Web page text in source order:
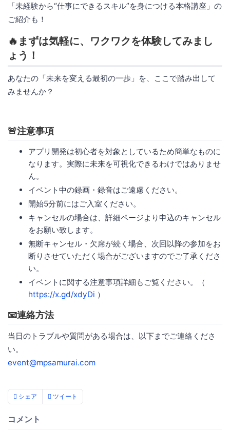
「未経験から“仕事にできるスキル”を身につける本格講座」の
ご紹介も！
🔥まずは気軽に、ワクワクを体験してみまし
ょう！
あなたの「未来を変える最初の一歩」を、ここで踏み出して
みませんか？
🚨注意事項
アプリ開発は初心者を対象としているため簡単なものに
なります。実際に未来を可視化できるわけではありませ
ん。
イベント中の録画・録音はご遠慮ください。
開始5分前にはご入室ください。
キャンセルの場合は、詳細ページより申込のキャンセル
をお願い致します。
無断キャンセル・欠席が続く場合、次回以降の参加をお
断りさせていただく場合がございますのでご了承くださ
い。
イベントに関する注意事項詳細もご覧ください。（
https://x.gd/xdyDi ）
📧連絡方法
当日のトラブルや質問がある場合は、以下までご連絡くださ
い。
event@mpsamurai.com
シェア ツイート
コメント